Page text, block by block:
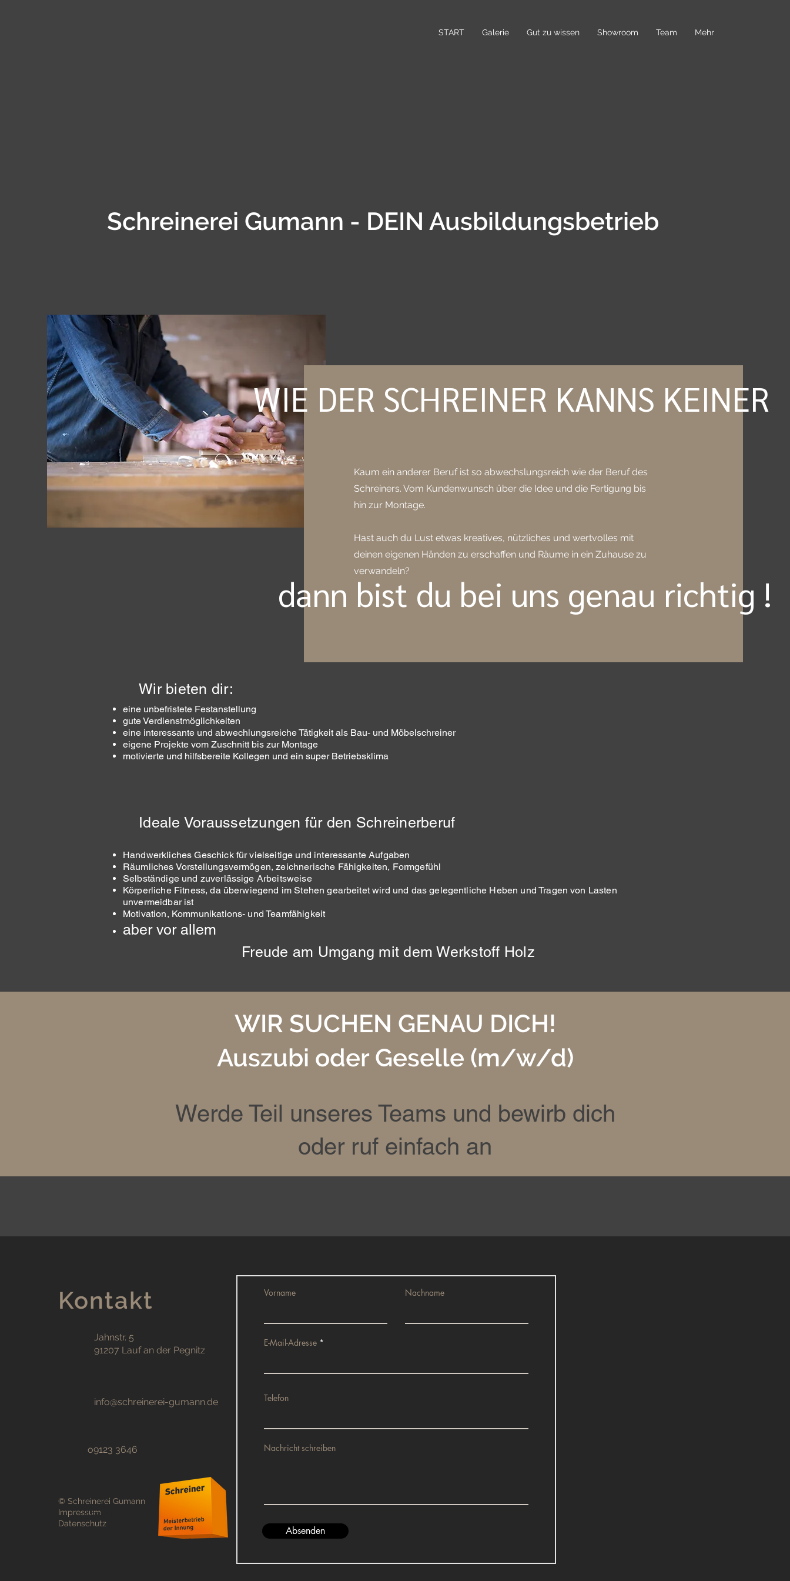
START Galerie Gut zu wissen Showroom Team Mehr
Schreinerei Gumann - DEIN Ausbildungsbetrieb
WIE DER SCHREINER KANNS KEINER
Kaum ein anderer Beruf ist so abwechslungsreich wie der Beruf des
Schreiners. Vom Kundenwunsch über die Idee und die Fertigung bis
hin zur Montage.
Hast auch du Lust etwas kreatives, nützliches und wertvolles mit
deinen eigenen Händen zu erschaffen und Räume in ein Zuhause zu
verwandeln?
dann bist du bei uns genau richtig !
Wir bieten dir:
eine unbefristete Festanstellung
gute Verdienstmöglichkeiten
eine interessante und abwechlungsreiche Tätigkeit als Bau- und Möbelschreiner
eigene Projekte vom Zuschnitt bis zur Montage
motivierte und hilfsbereite Kollegen und ein super Betriebsklima
Ideale Voraussetzungen für den Schreinerberuf
Handwerkliches Geschick für vielseitige und interessante Aufgaben
Räumliches Vorstellungsvermögen, zeichnerische Fähigkeiten, Formgefühl
Selbständige und zuverlässige Arbeitsweise
Körperliche Fitness, da überwiegend im Stehen gearbeitet wird und das gelegentliche Heben und Tragen von Lasten
unvermeidbar ist
Motivation, Kommunikations- und Teamfähigkeit
aber vor allem
Freude am Umgang mit dem Werkstoff Holz
WIR SUCHEN GENAU DICH!
Auszubi oder Geselle (m/w/d)
Werde Teil unseres Teams und bewirb dich
oder ruf einfach an
Kontakt
Jahnstr. 5
91207 Lauf an der Pegnitz
info@schreinerei-gumann.de
o9123 3646
© Schreinerei Gumann
Impressum
Datenschutz
Lesen
Vorname Nachname
E-Mail-Adresse
Telefon
Nachricht schreiben
Absenden